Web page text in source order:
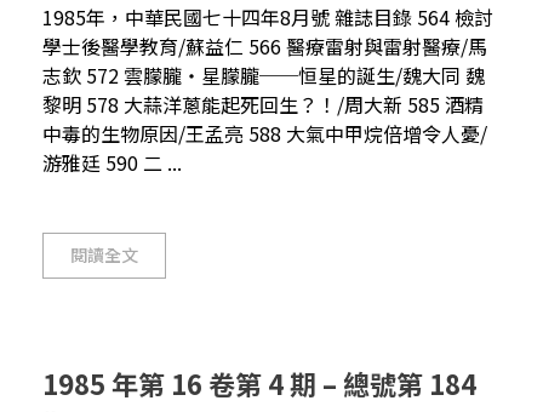
1985年，中華民國七十四年8月號 雜誌目錄 564 檢討
學士後醫學教育/蘇益仁 566 醫療雷射與雷射醫療/馬
志欽 572 雲朦朧‧星朦朧──恒星的誕生/魏大同 魏
黎明 578 大蒜洋蔥能起死回生？！/周大新 585 酒精
中毒的生物原因/王孟亮 588 大氣中甲烷倍增令人憂/
游雅廷 590 二 ...
閱讀全文
1985 年第 16 卷第 4 期 – 總號第 184